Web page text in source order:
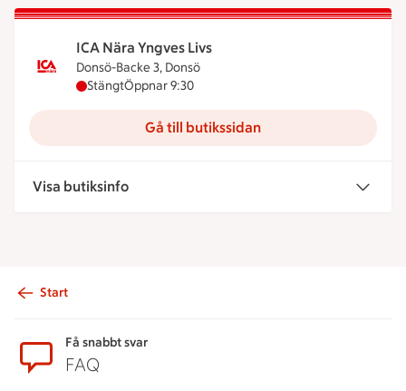
ICA Nära Yngves Livs
Donsö-Backe 3, Donsö
ICA Nära Yngves Livs har stängt, öppnar klockan
StängtÖppnar 9:30
Gå till butikssidan
Visa butiksinfo
Start
Få snabbt svar
FAQ